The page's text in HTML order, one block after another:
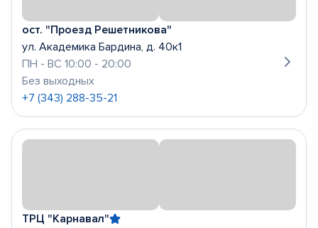
ост. "Проезд Решетникова"
ул. Академика Бардина, д. 40к1
ПН - ВС 10:00 - 20:00
Без выходных
+7 (343) 288-35-21
ТРЦ "Карнавал"